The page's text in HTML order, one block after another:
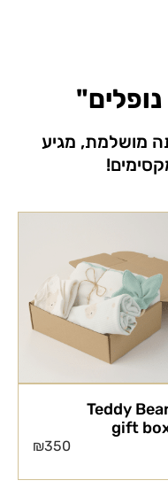
מושלמת, מגיע
Teddy
gift
₪350